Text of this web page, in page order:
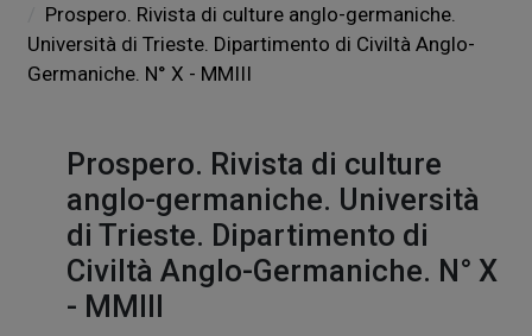
Prospero. Rivista di culture anglo-germaniche.
Università di Trieste. Dipartimento di Civiltà Anglo-
Germaniche. N° X - MMIII
Prospero. Rivista di culture
anglo-germaniche. Università
di Trieste. Dipartimento di
Civiltà Anglo-Germaniche. N° X
- MMIII